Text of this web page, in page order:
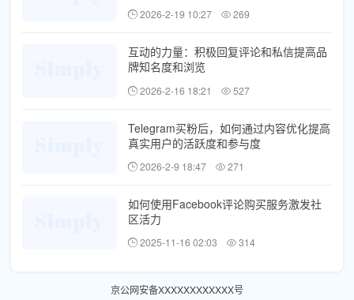
2026-2-19 10:27 269
互动的力量：积极回复评论和私信提高品
牌知名度和浏览
2026-2-16 18:21 527
Telegram买粉后，如何通过内容优化提高
真实用户的活跃度和参与度
2026-2-9 18:47 271
如何使用Facebook评论购买服务激发社
区活力
2025-11-16 02:03 314
京公网安备XXXXXXXXXXXX号